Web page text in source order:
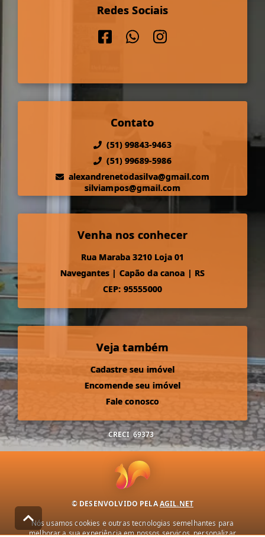
Redes Sociais
Contato
(51) 99843-9463
(51) 99689-5986
alexandrenetodasilva@gmail.com
silviampos@gmail.com
Venha nos conhecer
Rua Maraba 3210 Loja 01
Navegantes | Capão da canoa | RS
CEP: 95555000
Veja também
Cadastre seu imóvel
Encomende seu imóvel
Fale conosco
CRECI 69373
© DESENVOLVIDO PELAAGIL.NET
Nós usamos cookies e outras tecnologias semelhantes para
melhorar a sua experiência em nossos serviços, personalizar